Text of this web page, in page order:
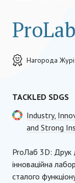
Нагорода Журі
TACKLED SDGS
Industry,
and Strong
ProЛаб 3D: Друк
інноваційна
сталого